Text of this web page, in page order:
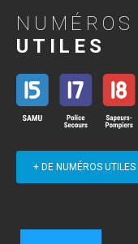
NUMÉROS
UTILES
+ DE NUMÉROS UTILES